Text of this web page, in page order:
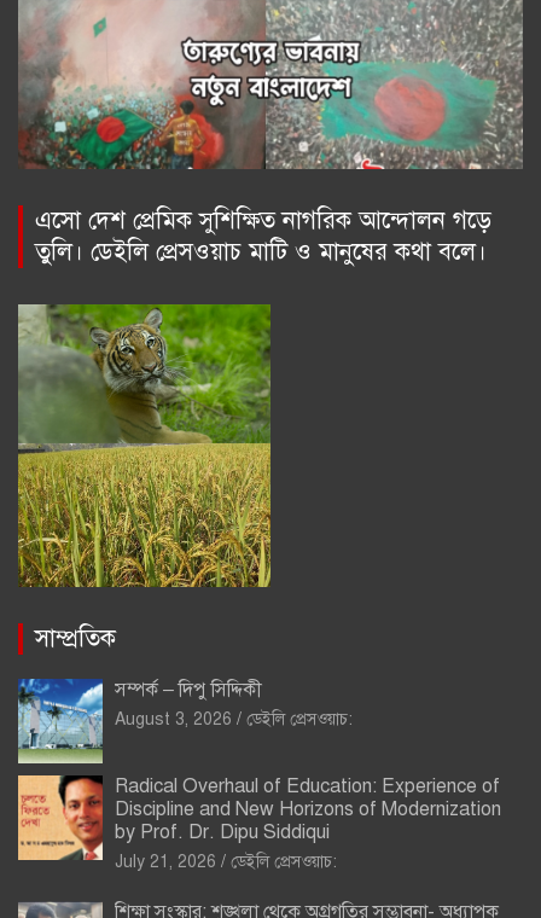
এসো দেশ প্রেমিক সুশিক্ষিত নাগরিক আন্দোলন গড়ে
তুলি। ডেইলি প্রেসওয়াচ মাটি ও মানুষের কথা বলে।
সাম্প্রতিক
সম্পর্ক – দিপু সিদ্দিকী
August 3, 2026 ডেইলি প্রেসওয়াচ:
Radical Overhaul of Education: Experience of
Discipline and New Horizons of Modernization
by Prof. Dr. Dipu Siddiqui
July 21, 2026 ডেইলি প্রেসওয়াচ:
শিক্ষা সংস্কার: শৃঙ্খলা থেকে অগ্রগতির সম্ভাবনা- অধ্যাপক